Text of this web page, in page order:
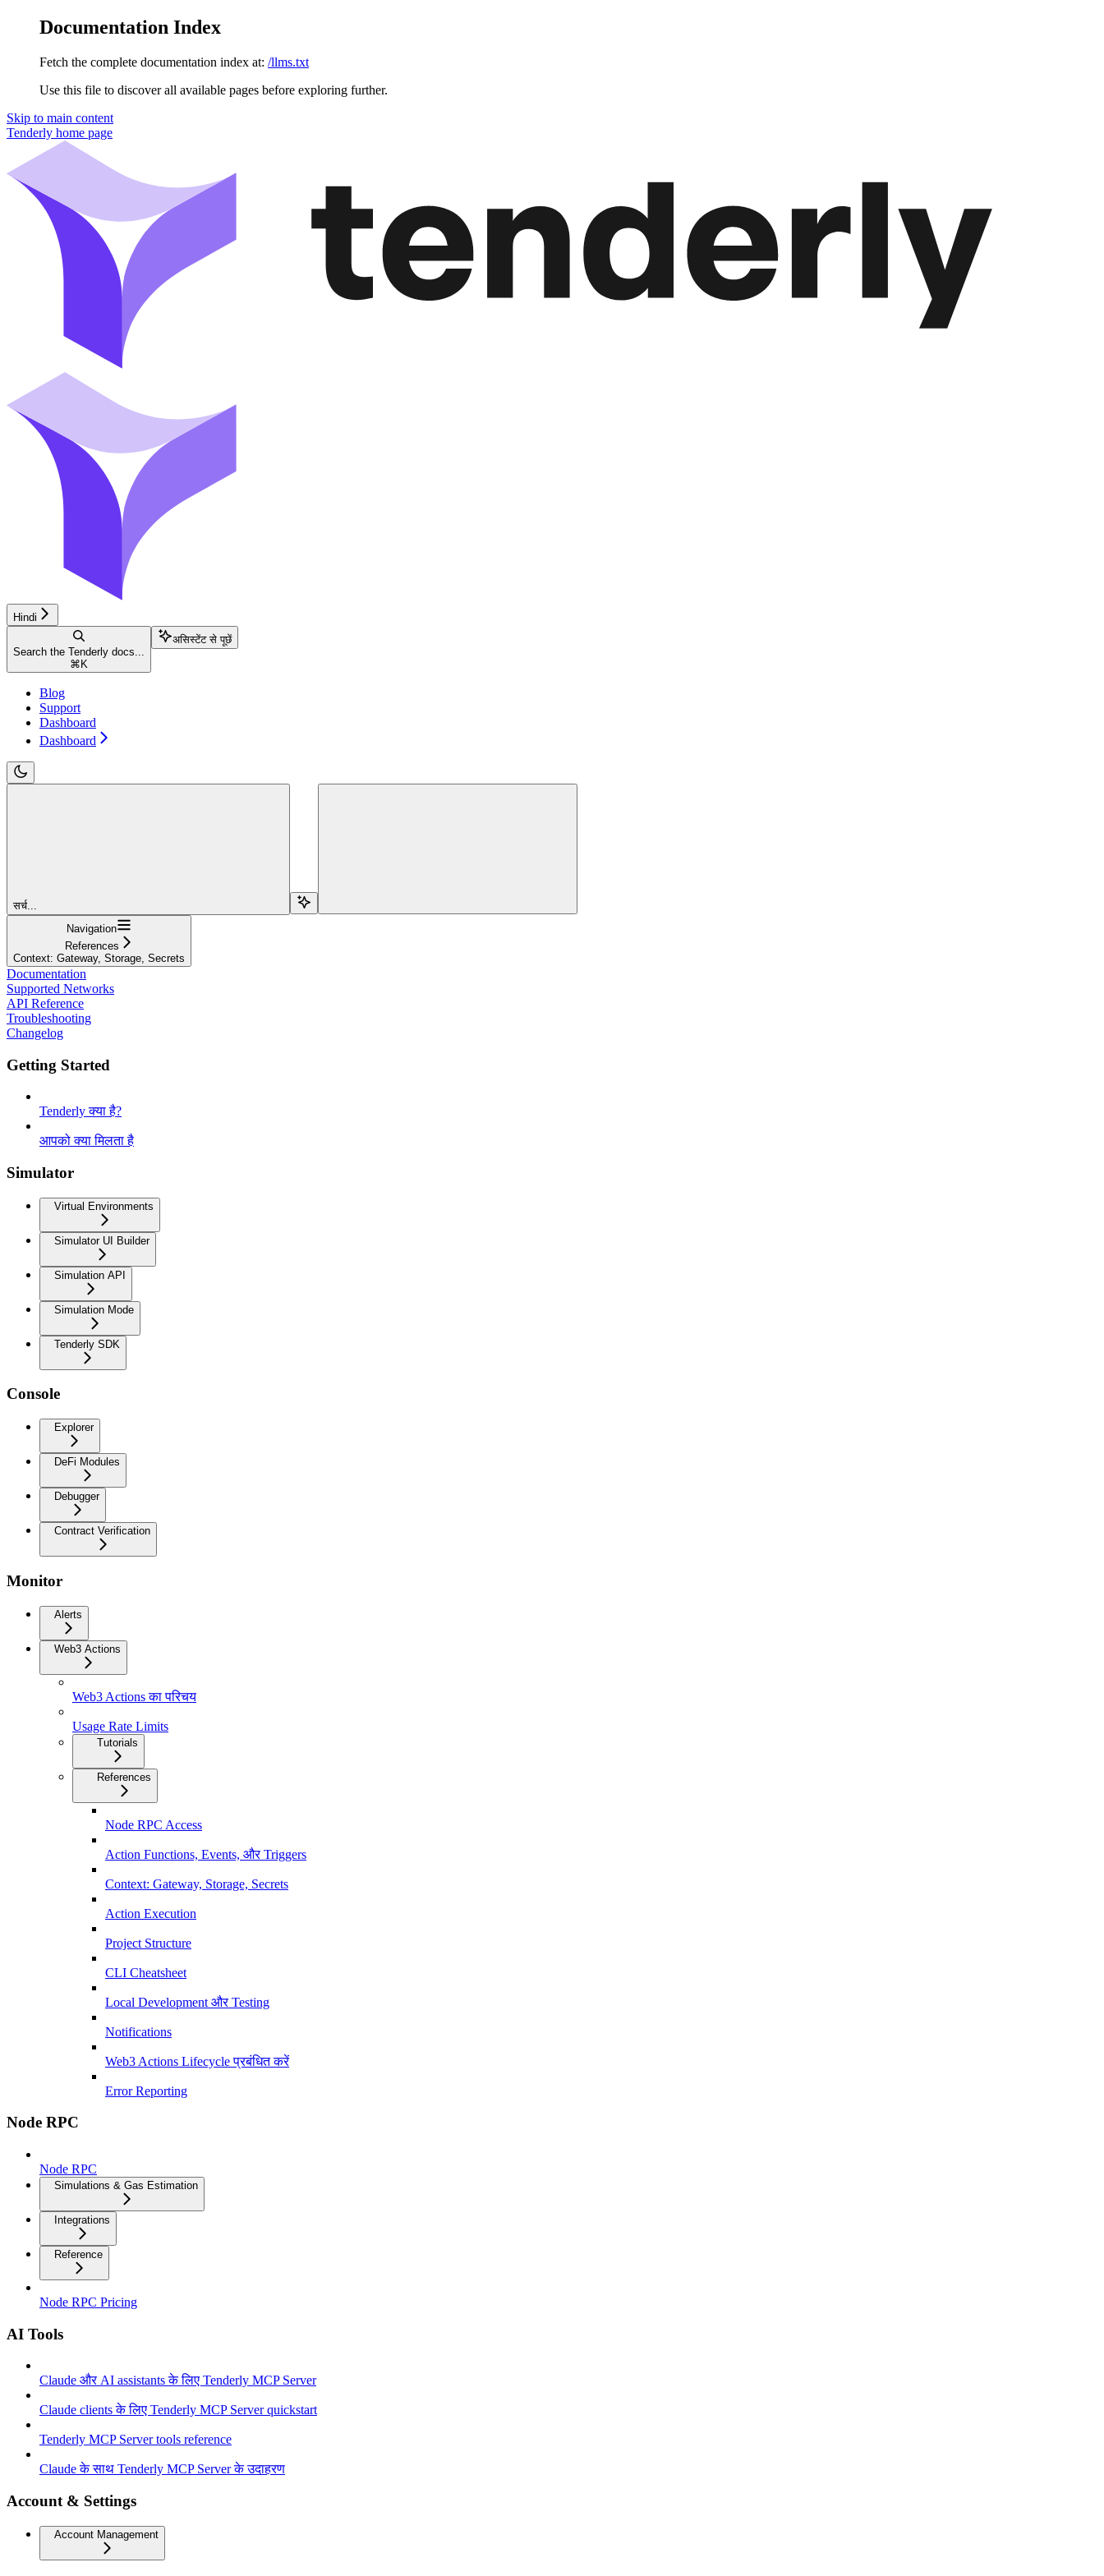
Documentation Index
Fetch the complete documentation index at: /llms.txt
Use this file to discover all available pages before exploring further.
Skip to main content
Tenderly home page
Hindi
Search the Tenderly docs...
⌘ K
असिस्टेंट से पूछें
Blog
Support
Dashboard
Dashboard
सर्च...
Navigation
References
Context: Gateway, Storage, Secrets
Documentation
Supported Networks
API Reference
Troubleshooting
Changelog
Getting Started
Tenderly क्या है?
आपको क्या मिलता है
Simulator
Virtual Environments
Simulator UI Builder
Simulation API
Simulation Mode
Tenderly SDK
Console
Explorer
DeFi Modules
Debugger
Contract Verification
Monitor
Alerts
Web3 Actions
Web3 Actions का परिचय
Usage Rate Limits
Tutorials
References
Node RPC Access
Action Functions, Events, और Triggers
Context: Gateway, Storage, Secrets
Action Execution
Project Structure
CLI Cheatsheet
Local Development और Testing
Notifications
Web3 Actions Lifecycle प्रबंधित करें
Error Reporting
Node RPC
Node RPC
Simulations & Gas Estimation
Integrations
Reference
Node RPC Pricing
AI Tools
Claude और AI assistants के लिए Tenderly MCP Server
Claude clients के लिए Tenderly MCP Server quickstart
Tenderly MCP Server tools reference
Claude के साथ Tenderly MCP Server के उदाहरण
Account & Settings
Account Management